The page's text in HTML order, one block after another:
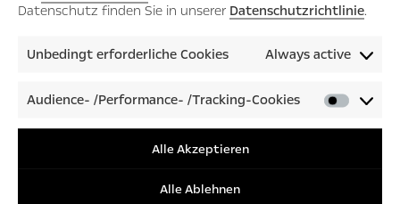
Datenschutz finden Sie in unserer Datenschutzrichtlinie.
Unbedingt erforderliche Cookies Always active
Audience- /Performance- /Tracking-Cookies
/
Alle Akzeptieren
Alle Ablehnen
Fundsache: Info-Blatt zum Opel-Motor-Omnibus von 1899.